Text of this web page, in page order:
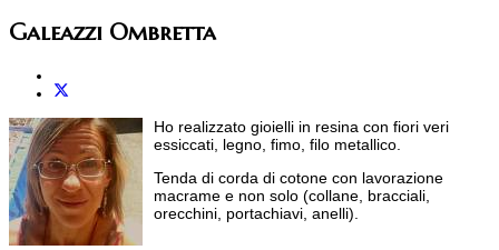
Galeazzi Ombretta
Ho realizzato gioielli in resina con fiori veri
essiccati, legno, fimo, filo metallico.
Tenda di corda di cotone con lavorazione
macrame e non solo (collane, bracciali,
orecchini, portachiavi, anelli).